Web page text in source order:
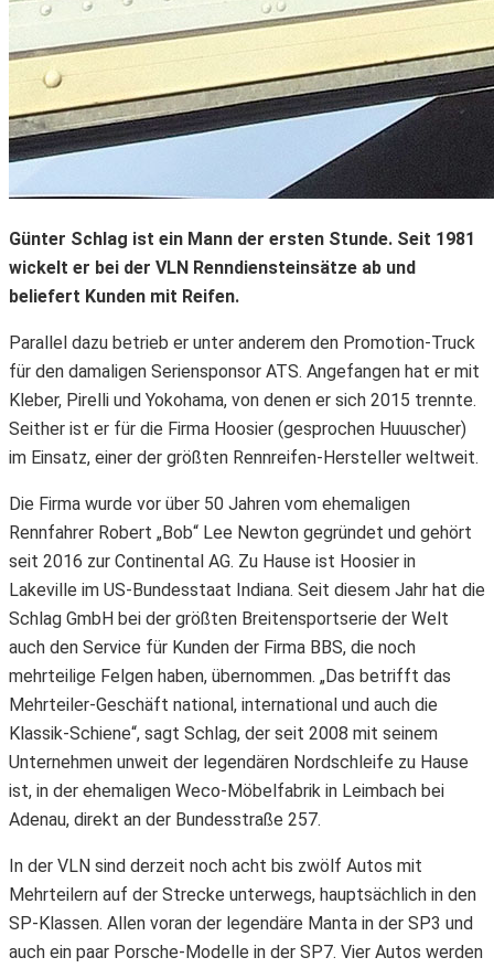
Günter Schlag ist ein Mann der ersten Stunde. Seit 1981
wickelt er bei der VLN Renndiensteinsätze ab und
beliefert Kunden mit Reifen.
Parallel dazu betrieb er unter anderem den Promotion-Truck
für den damaligen Seriensponsor ATS. Angefangen hat er mit
Kleber, Pirelli und Yokohama, von denen er sich 2015 trennte.
Seither ist er für die Firma Hoosier (gesprochen Huuuscher)
im Einsatz, einer der größten Rennreifen-Hersteller weltweit.
Die Firma wurde vor über 50 Jahren vom ehemaligen
Rennfahrer Robert „Bob“ Lee Newton gegründet und gehört
seit 2016 zur Continental AG. Zu Hause ist Hoosier in
Lakeville im US-Bundesstaat Indiana. Seit diesem Jahr hat die
Schlag GmbH bei der größten Breitensportserie der Welt
auch den Service für Kunden der Firma BBS, die noch
mehrteilige Felgen haben, übernommen. „Das betrifft das
Mehrteiler-Geschäft national, international und auch die
Klassik-Schiene“, sagt Schlag, der seit 2008 mit seinem
Unternehmen unweit der legendären Nordschleife zu Hause
ist, in der ehemaligen Weco-Möbelfabrik in Leimbach bei
Adenau, direkt an der Bundesstraße 257.
In der VLN sind derzeit noch acht bis zwölf Autos mit
Mehrteilern auf der Strecke unterwegs, hauptsächlich in den
SP-Klassen. Allen voran der legendäre Manta in der SP3 und
auch ein paar Porsche-Modelle in der SP7. Vier Autos werden